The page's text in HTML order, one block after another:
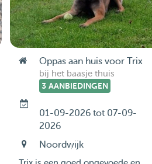
Oppas aan huis voor Trix
bij het baasje thuis
3 AANBIEDINGEN
01-09-2026 tot 07-09-
2026
Noordwijk